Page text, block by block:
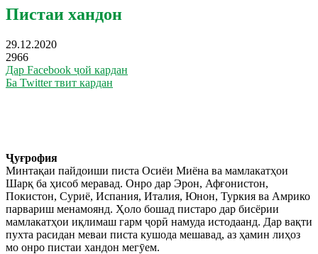
Пистаи хандон
29.12.2020
2966
Дар Facebook ҷой кардан
Ба Twitter твит кардан
Ҷуғрофия
Минтақаи пайдоиши писта Осиёи Миёна ва мамлакатҳои
Шарқ ба ҳисоб меравад. Онро дар Эрон, Афғонистон,
Покистон, Суриё, Испания, Италия, Юнон, Туркия ва Амрико
парвариш менамоянд. Ҳоло бошад пистаро дар бисёрии
мамлакатҳои иқлимаш гарм ҷорӣ намуда истодаанд. Дар вақти
пухта расидан меваи писта кушода мешавад, аз ҳамин лиҳоз
мо онро пистаи хандон мегӯем.